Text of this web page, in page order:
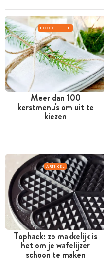
FOODIE FILE
Meer dan 100
kerstmenu's om uit te
kiezen
ARTIKEL
Tophack: zo makkelijk is
het om je wafelijzer
schoon te maken